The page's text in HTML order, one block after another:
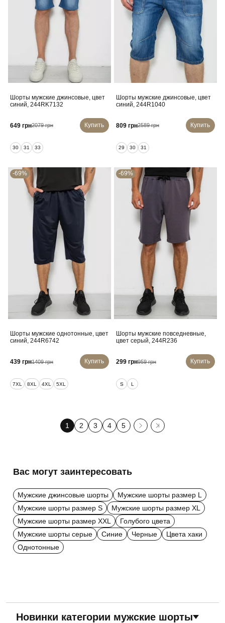
Шорты мужские джинсовые, цвет
синий, 244RK7132
649 грн2079 грн Купить
30 31 33
Шорты мужские джинсовые, цвет
синий, 244R1040
809 грн2589 грн Купить
29 30 31
-69%
Шорты мужские однотонные, цвет
синий, 244R6742
439 грн1409 грн Купить
7XL 8XL 4XL 5XL
-69%
Шорты мужские повседневные,
цвет серый, 244R236
299 грн959 грн Купить
S L
1 2 3 4 5
Вас могут заинтересовать
Мужские джинсовые шорты
Мужские шорты размер L
Мужские шорты размер S
Мужские шорты размер XL
Мужские шорты размер XXL
Голубого цвета
Мужские шорты серые
Синие Черные
Цвета хаки
Однотонные
Новинки категории мужские шорты